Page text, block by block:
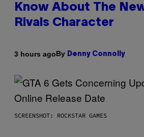
Know About The
Rivals Character
3 hours agoBy Denny Connolly
SCREENSHOT: ROCKSTAR GAMES